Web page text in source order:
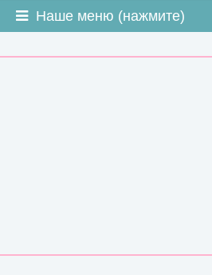
Наше меню (нажмите)